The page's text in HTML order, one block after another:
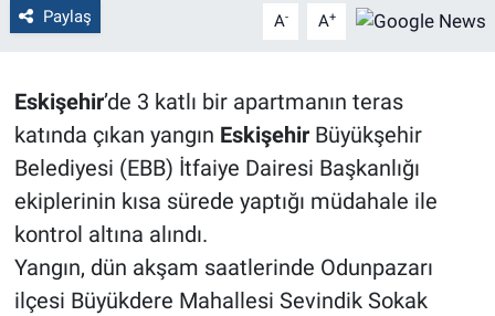
Paylaş A- A+
Eskişehir’de 3 katlı bir apartmanın teras
katında çıkan yangın EskişehirBüyükşehir
Belediyesi (EBB) İtfaiye Dairesi Başkanlığı
ekiplerinin kısa sürede yaptığı müdahale ile
kontrol altına alındı.
Yangın, dün akşam saatlerinde Odunpazarı
ilçesi Büyükdere Mahallesi Sevindik Sokak
Gezi
Çevre
Yerel
Magazin
Bilim ve Teknoloji